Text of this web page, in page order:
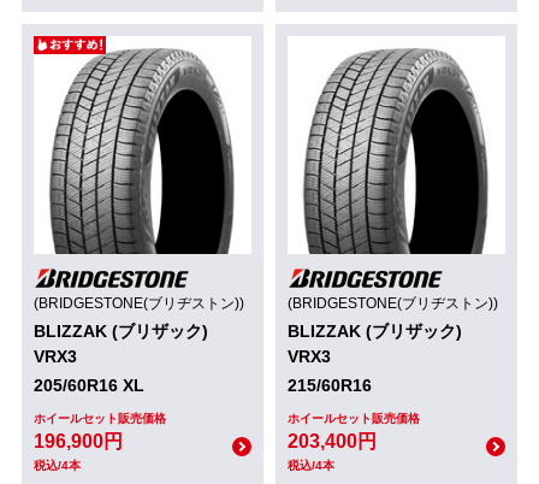
(BRIDGESTONE(ブリヂストン))
BLIZZAK (ブリザック)
VRX3
205/60R16 XL
ホイールセット販売価格
196,900円
税込/4本
(BRIDGESTONE(ブリヂストン))
BLIZZAK (ブリザック)
VRX3
215/60R16
ホイールセット販売価格
203,400円
税込/4本